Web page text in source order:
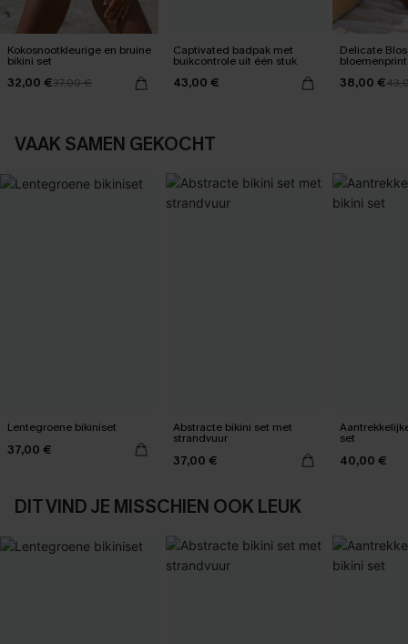
Kokosnootkleurige en bruine
bikini set
32,00 €37,00 €
Captivated badpak met
buikcontrole uit één stuk
43,00 €
Delicate
38,00 €
VAAK SAMEN GEKOCHT
Lentegroene bikiniset
37,00 €
Abstracte bikini set met
strandvuur
37,00 €
set
40,00 €
DIT VIND JE MISSCHIEN OOK LEUK